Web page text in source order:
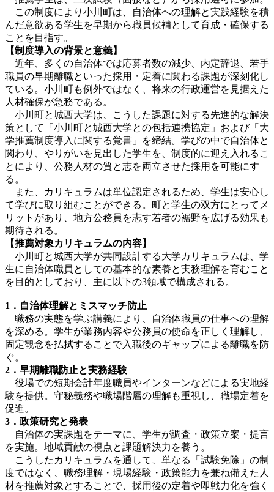
この制度により小川町は、自治体への理解と実践経験を積
んだ意欲ある学生を早期から職員候補として育成・確保する
ことを目指す。
【制度導入の背景と意義】
近年、多くの自治体では応募者数の減少、内定辞退、若手
職員の早期離職といった採用・定着に関わる課題が深刻化し
ている。小川町も例外ではなく、将来の行政運営を見据えた
人材確保が急務である。
小川町と城西大学は、こうした課題に対する先進的な解決
策として「小川町と城西大学との包括連携協定」および「大
学推薦制度導入に関する覚書」を締結。学びの中で自治体と
関わり、やりがいを見出した学生を、制度的に迎え入れるこ
とにより、公務人材の質と志を両立させた採用を可能にす
る。
また、カリキュラムは単位認定されるため、学生は安心し
て学びに取り組むことができる。町と学生の双方にとってメ
リットがあり、地方公務員を志す若者の裾野を広げる効果も
期待される。
【推薦対象カリキュラムの内容】
小川町と城西大学が共同設計する大学カリキュラムは、学
生に自治体職員としての基本的な素養と実務理解を育むこと
を目的としており、主に以下の3領域で構成される。
1 ．自治体理解とミスマッチ防止
職務の実態を学ぶ講義により、自治体職員の仕事への理解
を深める。学生が業務内容や公務員の使命を正しく理解し、
固定観念を払拭することで入職後のギャップによる離職を防
ぐ。
2 ．早期離職防止と実務経験
役場での短期会計年度職員やインターンなどによる実地経
験を提供。守秘義務や職場階層の理解も重視し、職場定着を
促進。
3 ．政策研究と発表
自治体の実課題をテーマに、学生が調査・政策立案・提言
を実施。地域貢献の視点と課題解決力を養う。
こうしたカリキュラムを通して、単なる「試験免除」の制
度ではなく、職務理解・現場経験・政策能力を兼ね備えた人
材を推薦対象とすることで、採用後の定着や即戦力化を強く